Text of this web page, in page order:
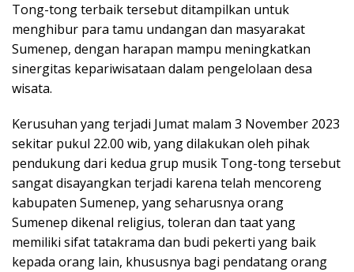
Tong-tong terbaik tersebut ditampilkan untuk
menghibur para tamu undangan dan masyarakat
Sumenep, dengan harapan mampu meningkatkan
sinergitas kepariwisataan dalam pengelolaan desa
wisata.
Kerusuhan yang terjadi Jumat malam 3 November 2023
sekitar pukul 22.00 wib, yang dilakukan oleh pihak
pendukung dari kedua grup musik Tong-tong tersebut
sangat disayangkan terjadi karena telah mencoreng
kabupaten Sumenep, yang seharusnya orang
Sumenep dikenal religius, toleran dan taat yang
memiliki sifat tatakrama dan budi pekerti yang baik
kepada orang lain, khususnya bagi pendatang orang